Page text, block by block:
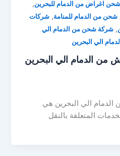
شحن اغراض من الدمام للبحرين,
شحن من الدمام للمنامة,شركات
,شركة شحن من الدمام الي
الي البحرين
الدمام الي البحرين
الي البحرين هي
المتعلقة بالنقل